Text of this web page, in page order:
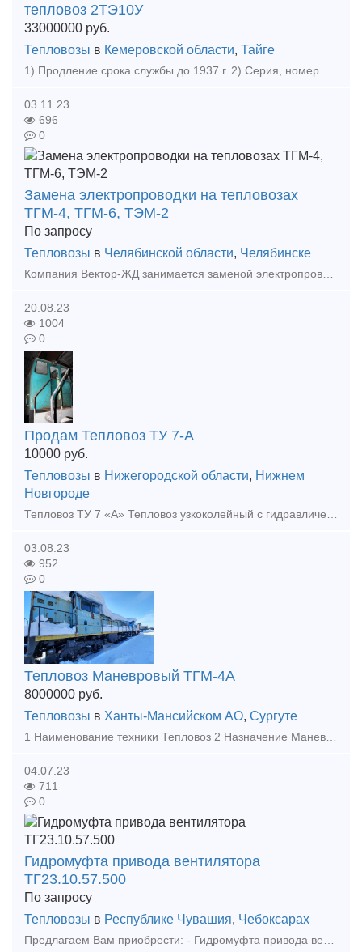
тепловоз 2ТЭ10У
33000000 руб.
Тепловозы в Кемеровской области, Тайге
03.11.23
696
0
Замена электропроводки на тепловозах
ТГМ-4, ТГМ-6, ТЭМ-2
По запросу
Тепловозы в Челябинской области, Челябинске
20.08.23
1004
0
Продам Тепловоз ТУ 7-А
10000 руб.
Тепловозы в Нижегородской области, Нижнем
Новгороде
03.08.23
952
0
Тепловоз Маневровый ТГМ-4А
8000000 руб.
Тепловозы в Ханты-Мансийском АО, Сургуте
04.07.23
711
0
Гидромуфта привода вентилятора
ТГ23.10.57.500
По запросу
Тепловозы в Республике Чувашия, Чебоксарах